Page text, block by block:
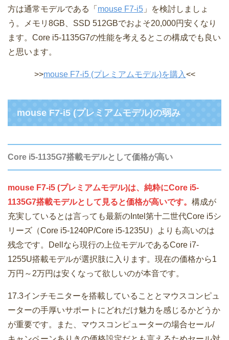
方は通常モデルである「 mouse F7-i5 」を検討しましょ
う。メモリ8GB、SSD 512GBでおよそ20,000円安くなり
ます。Core i5-1135G7の性能を考えるとこの構成でも良い
と思います。
>>mouse F7-i5 (プレミアムモデル)を購入<<
mouse F7-i5 (プレミアムモデル)の弱み
Core i5-1135G7搭載モデルとして価格が高い
mouse F7-i5 (プレミアムモデル)は、純粋にCore i5-
1135G7搭載モデルとして見ると価格が高いです。 構成が
充実しているとは言っても最新のIntel第十二世代Core i5シ
リーズ（Core i5-1240P/Core i5-1235U）よりも高いのは
残念です。Dellなら現行の上位モデルであるCore i7-
1255U搭載モデルが選択肢に入ります。現在の価格から1
万円～2万円は安くなって欲しいのが本音です。
17.3インチモニターを搭載していることとマウスコンピュ
ーターの手厚いサポートにどれだけ魅力を感じるかどうか
が重要です。また、マウスコンピューターの場合セール/